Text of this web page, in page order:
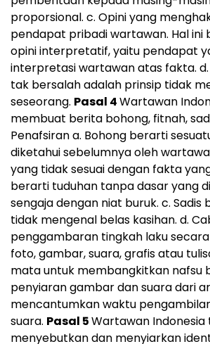
proporsional. c. Opini yang
pendapat pribadi wartawan. Hal ini
opini interpretatif, yaitu pendapat
interpretasi wartawan atas fakta.
tak bersalah adalah prinsip tidak
seseorang. Pasal 4Wartawan
membuat berita bohong, fitnah,
Penafsiran a. Bohong berarti
diketahui sebelumnya oleh
yang tidak sesuai dengan fakta
berarti tuduhan tanpa dasar yang
sengaja dengan niat buruk. c.
tidak mengenal belas kasihan. d.
penggambaran tingkah laku
foto, gambar, suara, grafis atau
mata untuk membangkitkan nafsu
penyiaran gambar dan suara dari
mencantumkan waktu
suara. Pasal 5Wartawan Indonesia
menyebutkan dan menyiarkan